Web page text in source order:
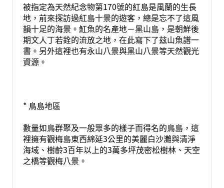
被指定為天然紀念物第170號的紅島是風蘭的生長
地，前來探訪過紅島十景的遊客，總是忘不了這風
韻十足的海景。魟魚的名產地－黑山島，是朝鮮後
期文人丁若銓的流放之地，在此寫下了玆山魚譜一
書。另外這裡也有永山八景與黑山八景等天然觀光
資源。
* 鳥島地區
數量如鳥群聚及一般眾多的樣子而得名的鳥島，這
裡擁有觀梅島東西綿延3公里的美麗白沙灘與清淨
海域、樹齡3百年以上的3萬多坪茂密松樹林、天空
之橋等觀梅八景。